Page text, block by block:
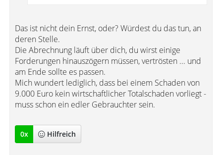
Das ist nicht dein Ernst, oder? Würdest du das tun, an
deren Stelle.
Die Abrechnung läuft über dich, du wirst einige
Forderungen hinauszögern müssen, vertrösten ... und
am Ende sollte es passen.
Mich wundert lediglich, dass bei einem Schaden von
9.000 Euro kein wirtschaftlicher Totalschaden vorliegt -
muss schon ein edler Gebrauchter sein.
0x Hilfreich